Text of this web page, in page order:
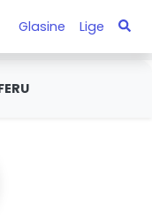
Glasine Lige